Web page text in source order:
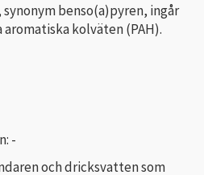
synonym benso(a)pyren, ingår
kolväten (PAH).
-
och dricksvatten som